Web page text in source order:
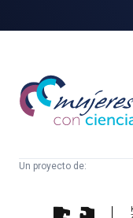
Mujeres
con
ciencia
Un proyecto de: